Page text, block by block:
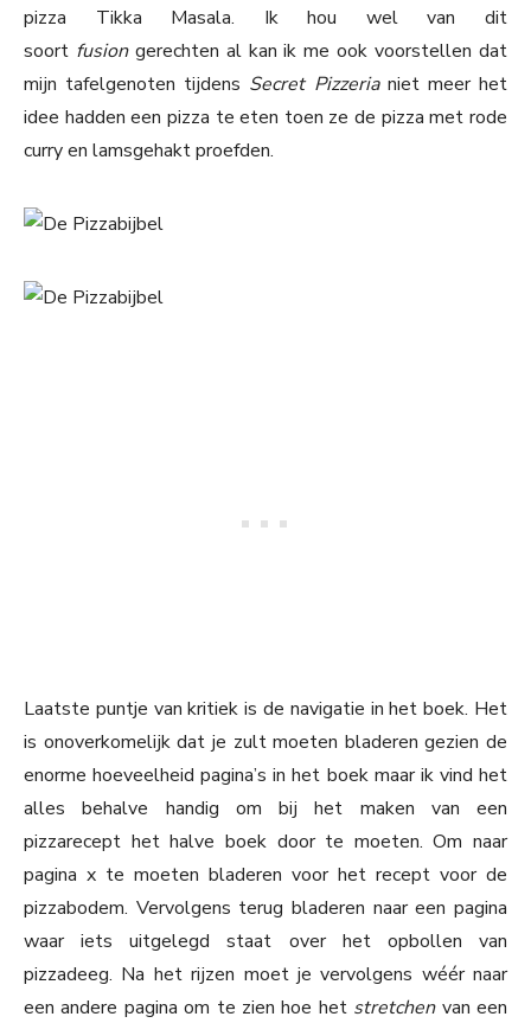
pizza Tikka Masala. Ik hou wel van dit
soort fusion gerechten al kan ik me ook voorstellen dat
mijn tafelgenoten tijdens Secret Pizzeria niet meer het
idee hadden een pizza te eten toen ze de pizza met rode
curry en lamsgehakt proefden.
Laatste puntje van kritiek is de navigatie in het boek. Het
is onoverkomelijk dat je zult moeten bladeren gezien de
enorme hoeveelheid pagina’s in het boek maar ik vind het
alles behalve handig om bij het maken van een
pizzarecept het halve boek door te moeten. Om naar
pagina x te moeten bladeren voor het recept voor de
pizzabodem. Vervolgens terug bladeren naar een pagina
waar iets uitgelegd staat over het opbollen van
pizzadeeg. Na het rijzen moet je vervolgens wéér naar
een andere pagina om te zien hoe het stretchen van een